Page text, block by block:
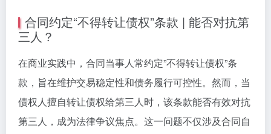
合同约定“不得转让债权”条款 | 能否对抗第
三人？
在商业实践中，合同当事人常约定”不得转让债权”条
款，旨在维护交易稳定性和债务履行可控性。然而，当
债权人擅自转让债权给第三人时，该条款能否有效对抗
第三人，成为法律争议焦点。这一问题不仅涉及合同自